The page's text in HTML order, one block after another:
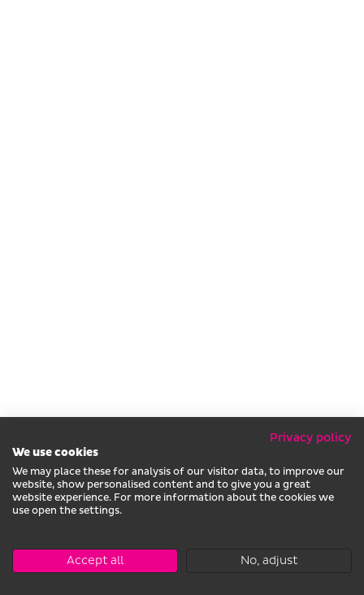
Privacy policy
We use cookies
We may place these for analysis of our visitor data, to improve our
website, show personalised content and to give you a great
website experience. For more information about the cookies we
use open the settings.
Accept all No, adjust